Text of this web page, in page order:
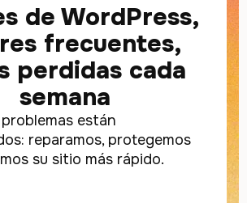
de WordPress,
frecuentes,
perdidas cada
semana
están
reparamos, protegemos
su sitio más rápido.